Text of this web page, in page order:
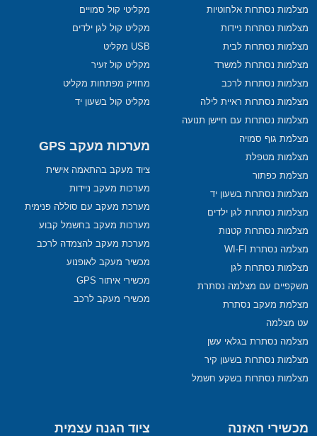
מצלמות נסתרות אלחוטיות
מצלמות נסתרות ניידות
מצלמות נסתרות לבית
מצלמות נסתרות למשרד
מצלמות נסתרות לרכב
מצלמות נסתרות ראיית לילה
מצלמות נסתרות עם חיישן תנועה
מצלמת גוף סמויה
מצלמות מטפלת
מצלמת כפתור
מצלמות נסתרות בשעון יד
מצלמות נסתרות לגן ילדים
מצלמות נסתרות קטנות
מצלמה נסתרת WI-FI
מצלמות נסתרות לגן
משקפיים עם מצלמה נסתרת
מצלמת מעקב נסתרת
עט מצלמה
מצלמה נסתרת בגלאי עשן
מצלמות נסתרות בשעון קיר
מצלמות נסתרות בשקע חשמל
מקליטי קול סמויים
מקליט קול לגן ילדים
USB מקליט
מקליט קול זעיר
מחזיק מפתחות מקליט
מקליט קול בשעון יד
מערכות מעקב GPS
ציוד מעקב בהתאמה אישית
מערכות מעקב ניידות
מערכת מעקב עם סוללה פנימית
מערכות מעקב בחשמל קבוע
מערכת מעקב להצמדה לרכב
מכשיר מעקב לאופנוע
מכשירי איתור GPS
מכשירי מעקב לרכב
מכשירי האזנה ציוד הגנה עצמית